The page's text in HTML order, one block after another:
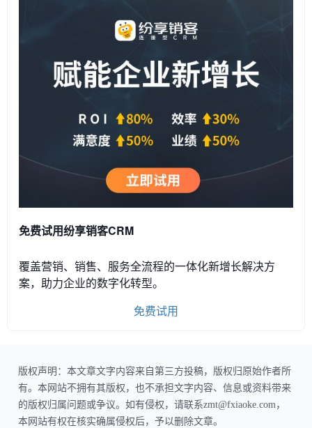
免费试用纷享销客CRM
覆盖营销、销售、服务全流程的一体化新增长解决方
案，助力企业的数字化转型。
免费试用
版权声明：本文章文字内容来自第三方投稿，版权归原始作者所
有。本网站不拥有其版权，也不承担文字内容、信息或资料带来
的版权归属问题或争议。如有侵权，请联系zmt@fxiaoke.com，
本网站有权在核实确属侵权后，予以删除文章。